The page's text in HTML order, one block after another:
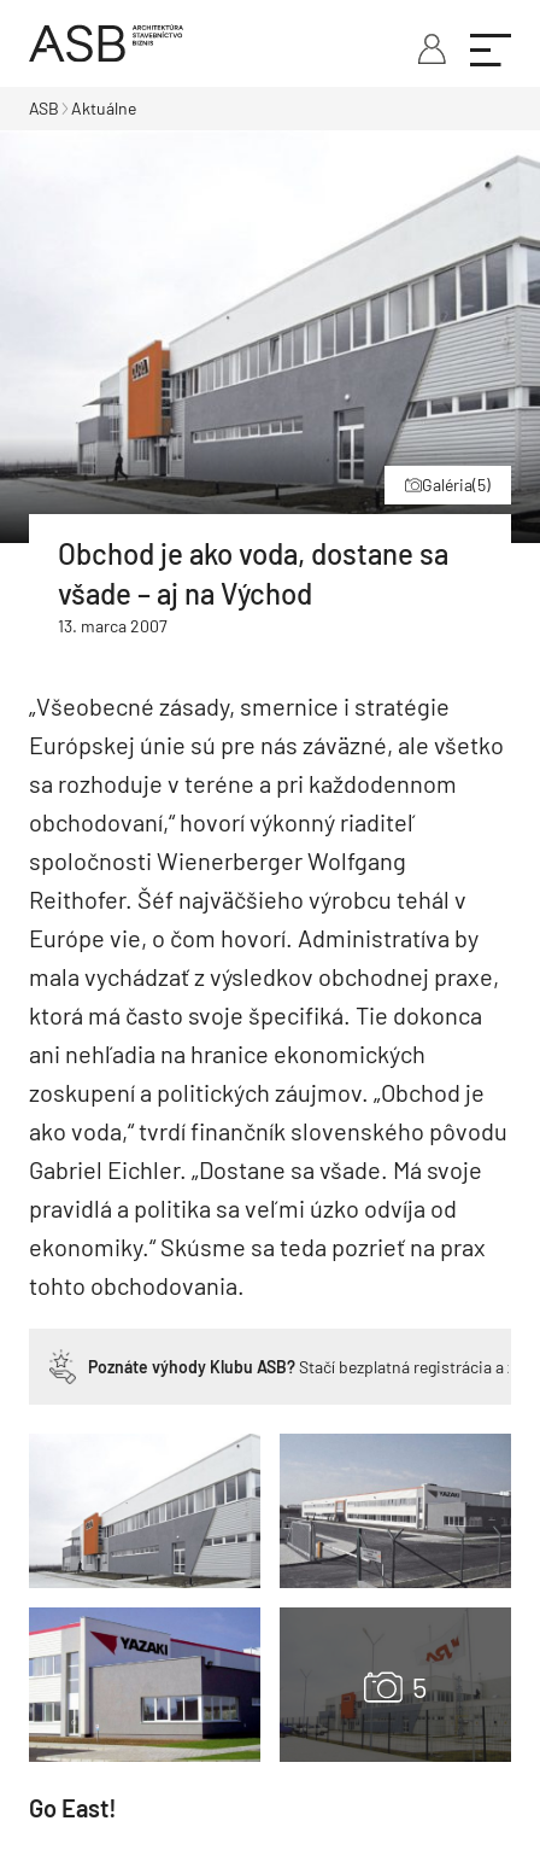
ASB Aktuálne
Galéria(5)
Obchod je ako voda, dostane sa
všade – aj na Východ
13. marca 2007
„Všeobecné zásady, smernice i stratégie
Európskej únie sú pre nás záväzné, ale všetko
sa rozhoduje v teréne a pri každodennom
obchodovaní,“ hovorí výkonný riaditeľ
spoločnosti Wienerberger Wolfgang
Reithofer. Šéf najväčšieho výrobcu tehál v
Európe vie, o čom hovorí. Administratíva by
mala vychádzať z výsledkov obchodnej praxe,
ktorá má často svoje špecifiká. Tie dokonca
ani nehľadia na hranice ekonomických
zoskupení a politických záujmov. „Obchod je
ako voda,“ tvrdí finančník slovenského pôvodu
Gabriel Eichler. „Dostane sa všade. Má svoje
pravidlá a politika sa veľmi úzko odvíja od
ekonomiky.“ Skúsme sa teda pozrieť na prax
tohto obchodovania.
Poznáte výhody Klubu ASB?Stačí bezplatná registrácia a
Go East!